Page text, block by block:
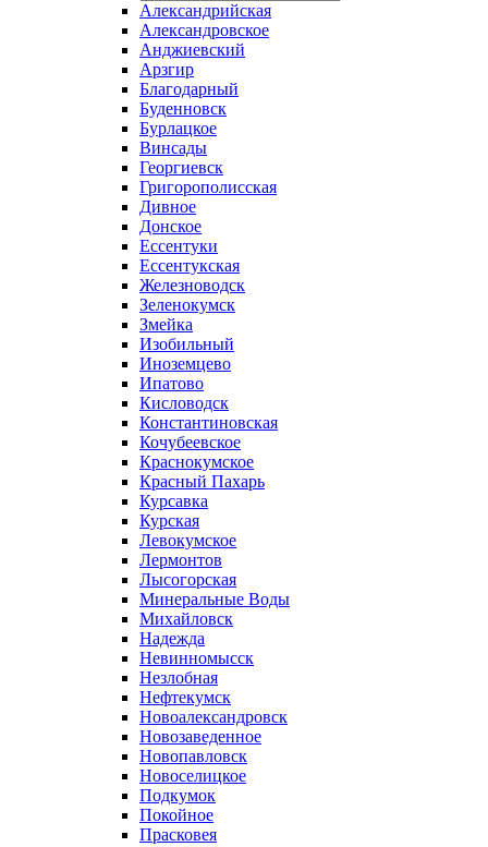
Александрийская
Александровское
Анджиевский
Арзгир
Благодарный
Буденновск
Бурлацкое
Винсады
Георгиевск
Григорополисская
Дивное
Донское
Ессентуки
Ессентукская
Железноводск
Зеленокумск
Змейка
Изобильный
Иноземцево
Ипатово
Кисловодск
Константиновская
Кочубеевское
Краснокумское
Красный Пахарь
Курсавка
Курская
Левокумское
Лермонтов
Лысогорская
Минеральные Воды
Михайловск
Надежда
Невинномысск
Незлобная
Нефтекумск
Новоалександровск
Новозаведенное
Новопавловск
Новоселицкое
Подкумок
Покойное
Прасковея